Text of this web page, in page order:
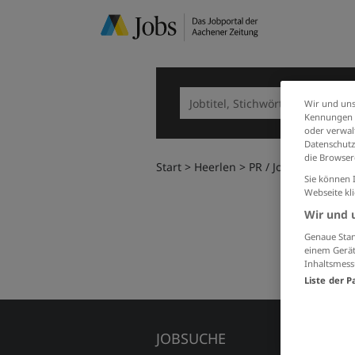
Start Heerlen PR / Journalismus
JOBSUCHE
Wir und
oder
die
Sie können
Webseite
Wir und
Genaue
einem
Liste der